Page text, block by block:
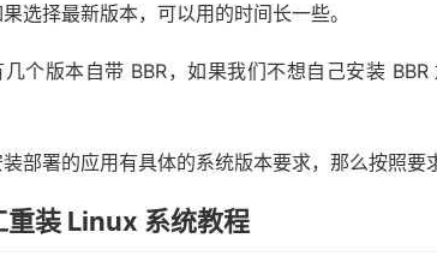
选择最新版本，可以用的时间长一些。
个版本自带 BBR，如果我们不想自己安装
部署的应用有具体的系统版本要求，那么按照要
重装 Linux 系统教程